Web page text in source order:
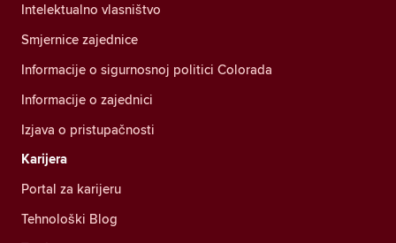
Intelektualno vlasništvo
Smjernice zajednice
Informacije o sigurnosnoj politici Colorada
Informacije o zajednici
Izjava o pristupačnosti
Karijera
Portal za karijeru
Tehnološki Blog